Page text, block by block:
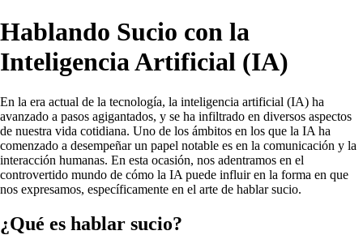
Hablando Sucio con la
Inteligencia Artificial (IA)
En la era actual de la tecnología, la inteligencia artificial (IA) ha
avanzado a pasos agigantados, y se ha infiltrado en diversos aspectos
de nuestra vida cotidiana. Uno de los ámbitos en los que la IA ha
comenzado a desempeñar un papel notable es en la comunicación y la
interacción humanas. En esta ocasión, nos adentramos en el
controvertido mundo de cómo la IA puede influir en la forma en que
nos expresamos, específicamente en el arte de hablar sucio.
¿Qué es hablar sucio?